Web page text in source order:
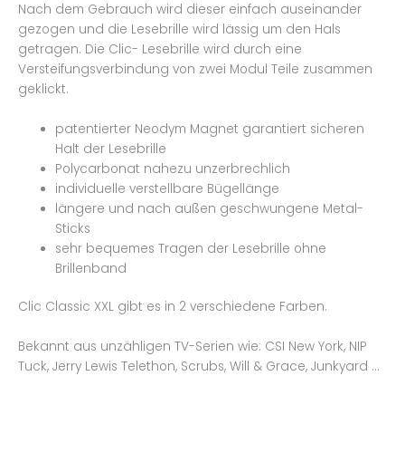
Nach dem Gebrauch wird dieser einfach auseinander
gezogen und die Lesebrille wird lässig um den Hals
getragen. Die Clic- Lesebrille wird durch eine
Versteifungsverbindung von zwei Modul Teile zusammen
geklickt.
patentierter Neodym Magnet garantiert sicheren
Halt der Lesebrille
Polycarbonat nahezu unzerbrechlich
individuelle verstellbare Bügellänge
längere und nach außen geschwungene Metal-
Sticks
sehr bequemes Tragen der Lesebrille ohne
Brillenband
Clic Classic XXL gibt es in 2 verschiedene Farben.
Bekannt aus unzähligen TV-Serien wie: CSI New York, NIP
Tuck, Jerry Lewis Telethon, Scrubs, Will & Grace, Junkyard …